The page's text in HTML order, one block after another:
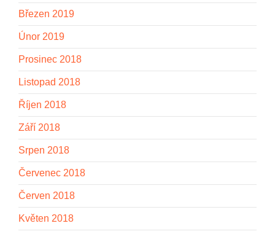
Březen 2019
Únor 2019
Prosinec 2018
Listopad 2018
Říjen 2018
Září 2018
Srpen 2018
Červenec 2018
Červen 2018
Květen 2018